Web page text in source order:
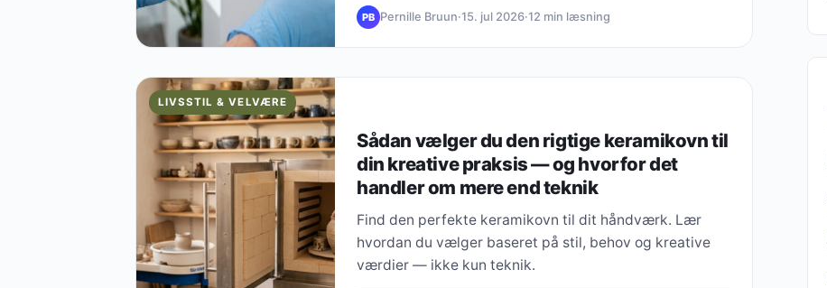
PB Pernille Bruun·15. jul 2026·12 min læsning
LIVSSTIL & VELVÆRE
Sådan vælger du den rigtige keramikovn til
din kreative praksis — og hvorfor det
handler om mere end teknik
Find den perfekte keramikovn til dit håndværk. Lær
hvordan du vælger baseret på stil, behov og kreative
værdier — ikke kun teknik.